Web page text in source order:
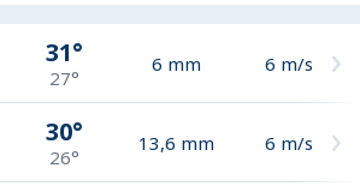
31°
27°
6 mm 6 m/s
30°
26°
13,6 mm 6 m/s